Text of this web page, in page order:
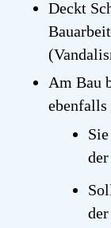
Deckt
Am Bau
ebenfalls